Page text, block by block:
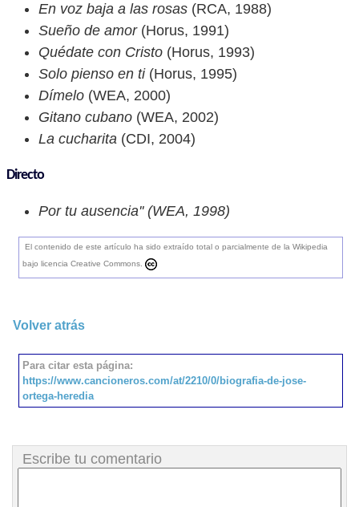
En voz baja a las rosas (RCA, 1988)
Sueño de amor(Horus, 1991)
Quédate con Cristo (Horus, 1993)
Solo pienso en ti(Horus, 1995)
Dímelo (WEA, 2000)
Gitano cubano (WEA, 2002)
La cucharita (CDI, 2004)
Directo
Por tu ausencia'' (WEA, 1998)
El contenido de este artículo ha sido extraído total o parcialmente de la Wikipedia
bajo licencia Creative Commons.
Volver atrás
Para citar esta página:
https://www.cancioneros.com/at/2210/0/biografia-de-jose-
ortega-heredia
Escribe tu comentario